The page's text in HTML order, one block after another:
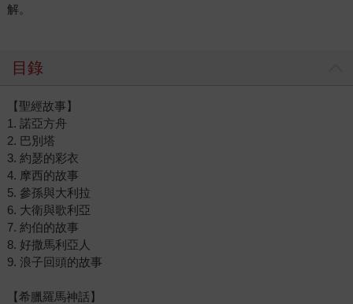
解。
目錄
【聖經故事】
1. 諾亞方舟
2. 巴別塔
3. 約瑟的彩衣
4. 摩西的故事
5. 參孫與大利拉
6. 大衛與歌利亞
7. 約伯的故事
8. 好撒馬利亞人
9. 浪子回頭的故事
【希臘羅馬神話】